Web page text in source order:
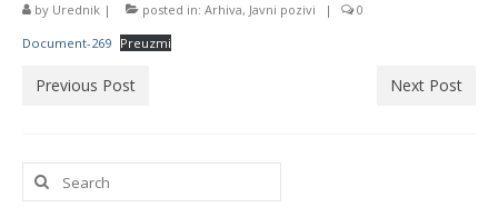
by Urednik | posted in: Arhiva, Javni pozivi |
0
Document-269 Preuzmi
Previous Post Next Post
Search
for: